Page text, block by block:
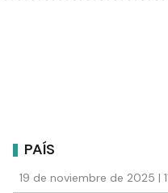
PAÍS
19 de noviembre de 2025 |